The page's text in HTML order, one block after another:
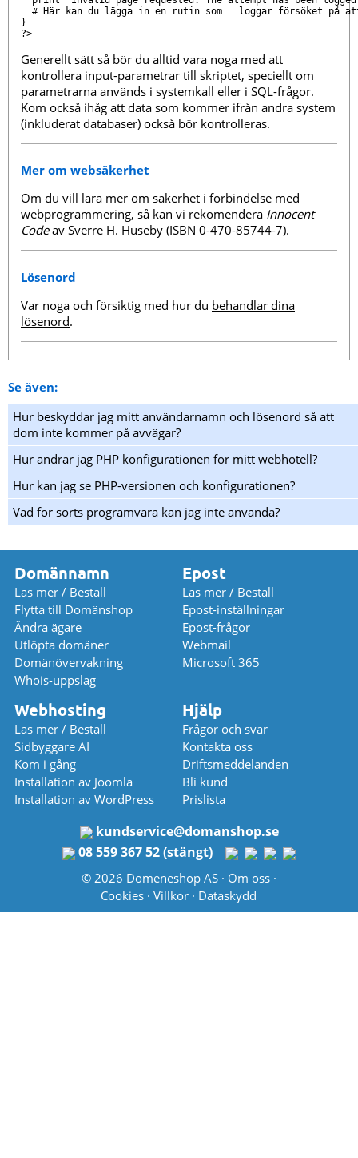
# Här kan du lägga in en rutin som   loggar försöket på
}
Generellt sätt så bör du alltid vara noga med att
kontrollera input-parametrar till skriptet, speciellt om
parametrarna används i systemkall eller i SQL-frågor.
Kom också ihåg att data som kommer ifrån andra system
(inkluderat databaser) också bör kontrolleras.
Mer om websäkerhet
Om du vill lära mer om säkerhet i förbindelse med
webprogrammering, så kan vi rekomendera Innocent
Codeav Sverre H. Huseby (ISBN 0-470-85744-7).
Lösenord
Var noga och försiktig med hur du behandlar dina
lösenord.
Se även:
Hur beskyddar jag mitt användarnamn och lösenord så att
dom inte kommer på avvägar?
Hur ändrar jag PHP konfigurationen för mitt webhotell?
Hur kan jag se PHP-versionen och konfigurationen?
Vad för sorts programvara kan jag inte använda?
Domännamn
Läs mer / Beställ
Flytta till Domänshop
Ändra ägare
Utlöpta domäner
Domänövervakning
Whois-uppslag
Epost
Läs mer / Beställ
Epost-inställningar
Epost-frågor
Webmail
Microsoft 365
Webhosting
Läs mer / Beställ
Sidbyggare AI
Kom i gång
Installation av Joomla
Installation av WordPress
Hjälp
Frågor och svar
Kontakta oss
Driftsmeddelanden
Bli kund
Prislista
kundservice@domanshop.se
08 559 367 52 (stängt)
© 2026 Domeneshop AS · Om oss·
Cookies ·Villkor · Dataskydd